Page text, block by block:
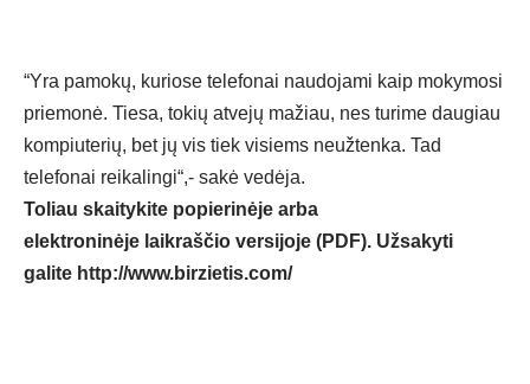
“Yra pamokų, kuriose telefonai naudojami kaip mokymosi
priemonė. Tiesa, tokių atvejų mažiau, nes turime daugiau
kompiuterių, bet jų vis tiek visiems neužtenka. Tad
telefonai reikalingi“,- sakė vedėja.
Toliau skaitykite popierinėje arba
elektroninėje laikraščio versijoje (PDF). Užsakyti
galite http://www.birzietis.com/